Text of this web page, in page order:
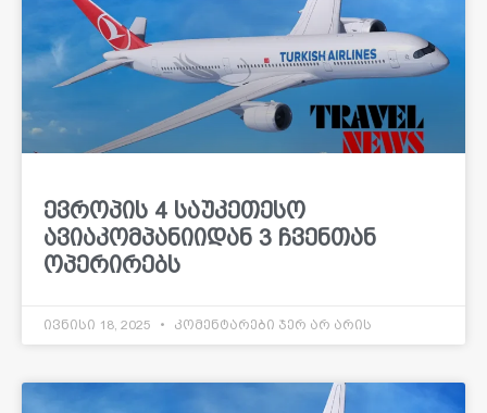
ევროპის 4 საუკეთესო
ავიაკომპანიიდან 3 ჩვენთან
ოპერირებს
ივნისი 18, 2025 კომენტარები ჯერ არ არის